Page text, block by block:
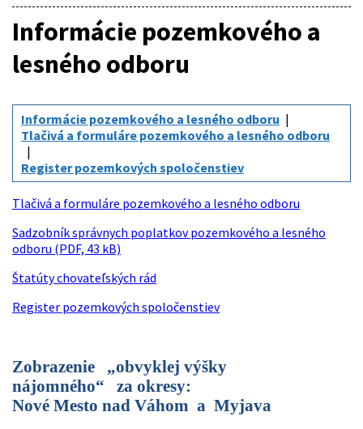
Informácie pozemkového a
lesného odboru
Informácie pozemkového a lesného odboru
Tlačivá a formuláre pozemkového a lesného odboru
Register pozemkových spoločenstiev
Tlačivá a formuláre pozemkového a lesného odboru
Sadzobník správnych poplatkov pozemkového a lesného
odboru (PDF, 43 kB)
Štatúty chovateľských rád
Register pozemkových spoločenstiev
Zobrazenie „obvyklej výšky
nájomného“ za okresy:
Nové Mesto nad Váhom a Myjava